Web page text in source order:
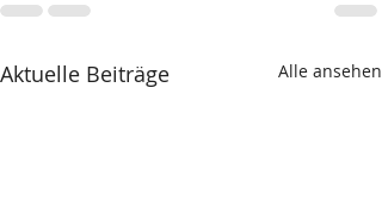
Aktuelle Beiträge Alle ansehen